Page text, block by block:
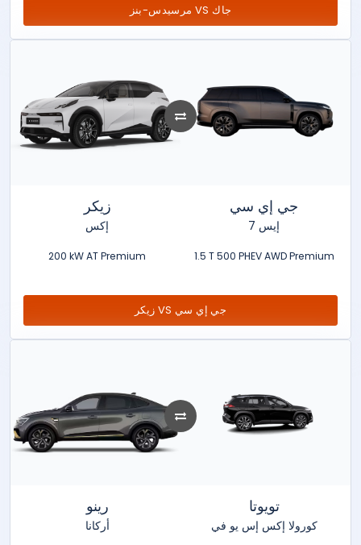
مرسيدس-بنز VS جاك
زيكر
إكس
200 kW AT Premium
جي إي سي
إيس 7
1.5 T 500 PHEV AWD Premium
زيكر VS جي إي سي
رينو
أركانا
تويوتا
كورولا إكس إس يو في